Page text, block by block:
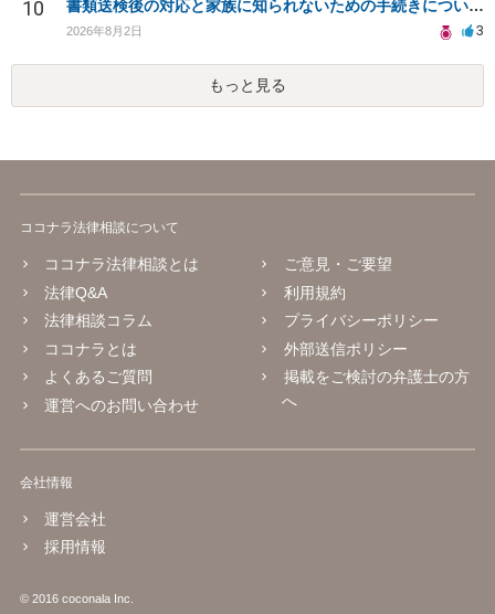
10 書類送検後の対応と家族に知られないための手続きについて相談
2026年8月2日 3
もっと見る
ココナラ法律相談について
ココナラ法律相談とは
法律Q&A
法律相談コラム
ココナラとは
よくあるご質問
運営へのお問い合わせ
ご意見・ご要望
利用規約
プライバシーポリシー
外部送信ポリシー
掲載をご検討の弁護士の方
へ
会社情報
運営会社
採用情報
© 2016 coconala Inc.